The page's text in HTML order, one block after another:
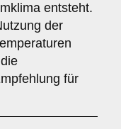
entsteht.
der
für